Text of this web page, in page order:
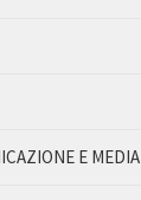
E MEDIA